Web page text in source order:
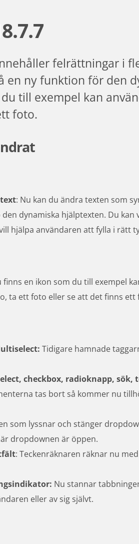
felrättningar i
en ny funktion för den
till exempel kan
foto.
: Nu kan du ändra texten som
dynamiska hjälptexten. Du kan
hjälpa användaren att fylla i rätt
finns en ikon som du till exempel
ta ett foto eller se att det finns ett
Tidigare hamnade
checkbox, radioknapp, sök,
tas bort så kommer nu
som lyssnar och stänger
dropdownen är öppen.
: Teckenräknaren räknar nu
Nu stannar
eller av sig självt.